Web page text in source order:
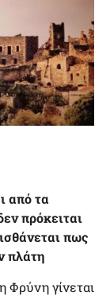
από τα
πρόκειται
πως
πλάτη
Φρύνη γίνεται